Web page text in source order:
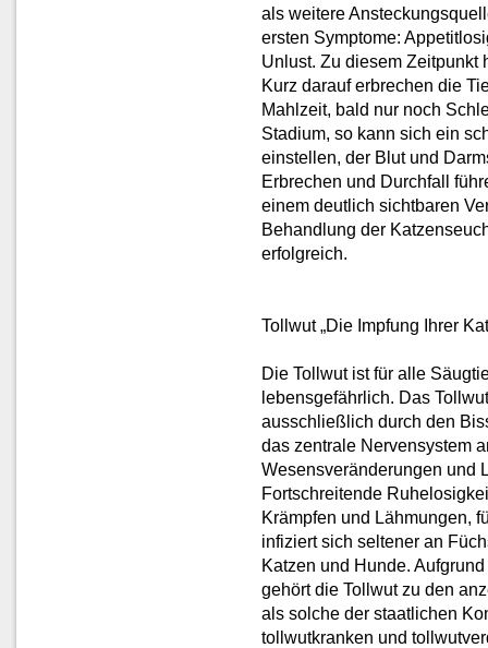
als weitere
ersten Symptome:
Unlust. Zu diesem Zeitpunkt
Kurz darauf erbrechen die
Mahlzeit, bald nur noch
Stadium, so kann sich ein
einstellen, der Blut und
Erbrechen und Durchfall
einem deutlich sichtbaren
Behandlung der
erfolgreich.
Tollwut „Die Impfung Ihrer
Die Tollwut ist für alle
lebensgefährlich. Das
ausschließlich durch den
das zentrale Nervensystem
Wesensveränderungen und
Fortschreitende
Krämpfen und Lähmungen,
infiziert sich seltener an
Katzen und Hunde.
gehört die Tollwut zu den
als solche der staatlichen
tollwutkranken und